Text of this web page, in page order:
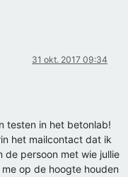
31 okt. 2017 09:34
testen in het betonlab!
het mailcontact dat ik
persoon met wie jullie
op de hoogte houden